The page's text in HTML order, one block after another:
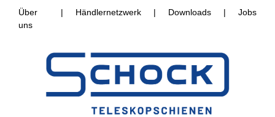
Über
uns
| Händlernetzwerk | Downloads | Jobs